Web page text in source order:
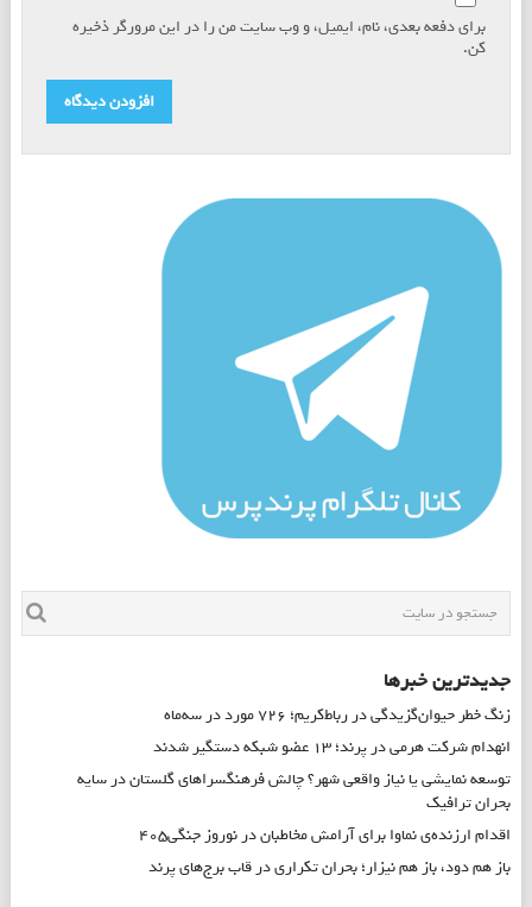
برای دفعه بعدی، نام، ایمیل، و وب سایت من را در این مرورگر ذخیره
کن.
جدیدترین خبرها
زنگ خطر حیوان‌گزیدگی در رباط‌کریم؛ ۷۲۶ مورد در سه‌ماه
انهدام شرکت هرمی در پرند؛ ۱۳ عضو شبکه دستگیر شدند
توسعه نمایشی یا نیاز واقعی شهر؟ چالش فرهنگسراهای گلستان در سایه
بحران ترافیک
اقدام ارزنده‌ی نماوا برای آرامش مخاطبان در نوروز جنگی۴۰۵
باز هم دود، باز هم نیزار؛ بحران تکراری در قاب برج‌های پرند